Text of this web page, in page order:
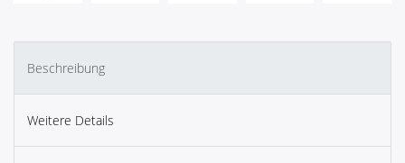
Beschreibung
Weitere Details